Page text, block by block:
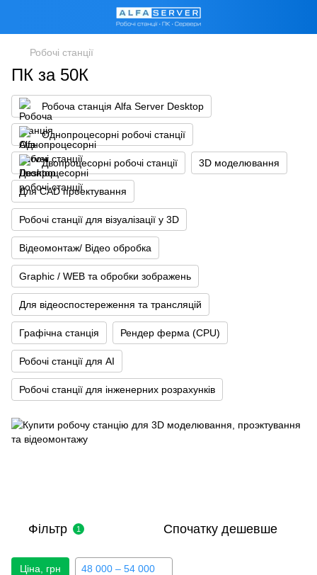
Робочі станції
ПК за 50К
Робоча станція Alfa Server Desktop
Однопроцесорні робочі станції
Двопроцесорні робочі станції 3D моделювання
Для CAD проектування
Робочі станції для візуалізації у 3D
Відеомонтаж/ Відео обробка
Graphic / WEB та обробки зображень
Для відеоспостереження та трансляцій
Графічна станція Рендер ферма (CPU)
Робочі станції для AI
Робочі станції для інженерних розрахунків
Фільтр 1 Спочатку дешевше
Ціна, грн 48 000 – 54 000